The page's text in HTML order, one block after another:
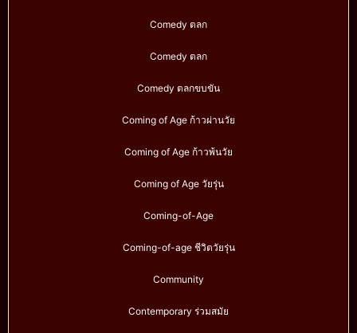
Comedy ตลก
Comedy ตลก
Comedy ตลกขบขัน
Coming of Age ก้าวผ่านวัย
Coming of Age ก้าวพ้นวัย
Coming of Age วัยรุ่น
Coming-of-Age
Coming-of-age ชีวิตวัยรุ่น
Community
Contemporary ร่วมสมัย